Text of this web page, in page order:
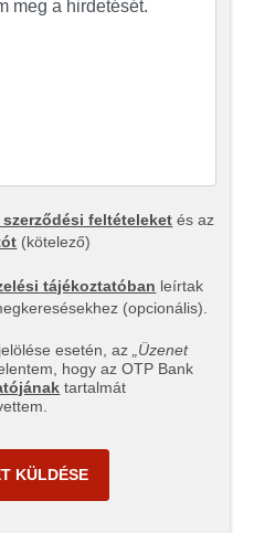
feltételeket és az
(kötelező)
tájékoztatóban leírtak
(opcionális).
esetén, az
„Üzenet
hogy az OTP Bank
tartalmát
KÜLDÉSE